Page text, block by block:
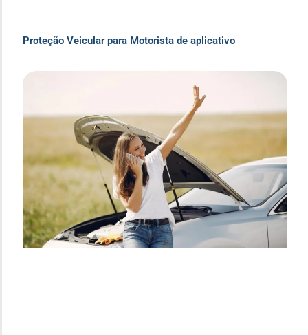
Proteção Veicular para Motorista de aplicativo